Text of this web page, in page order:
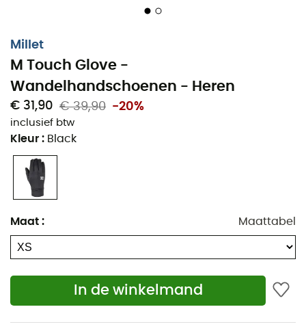
Millet
M Touch Glove -
Wandelhandschoenen - Heren
€ 31,90 € 39,90 -20%
inclusief btw
Kleur : Black
Maat : Maattabel
In de winkelmand
De Millet M Touch handschoenen
uw handen actief te houden ondanks de kou in de
Thermostretch™ Light
terwijl het een optimale bewegingsvrijheid biedt.
Inzetstukken op de wijsvinger en duim maken het
mogelijk om uw digitale apparaten te gebruiken zonder
eigenschap voor
dat deze
Millet handschoenen bieden.
Dunne en ademende voering voor meerdere
activiteiten